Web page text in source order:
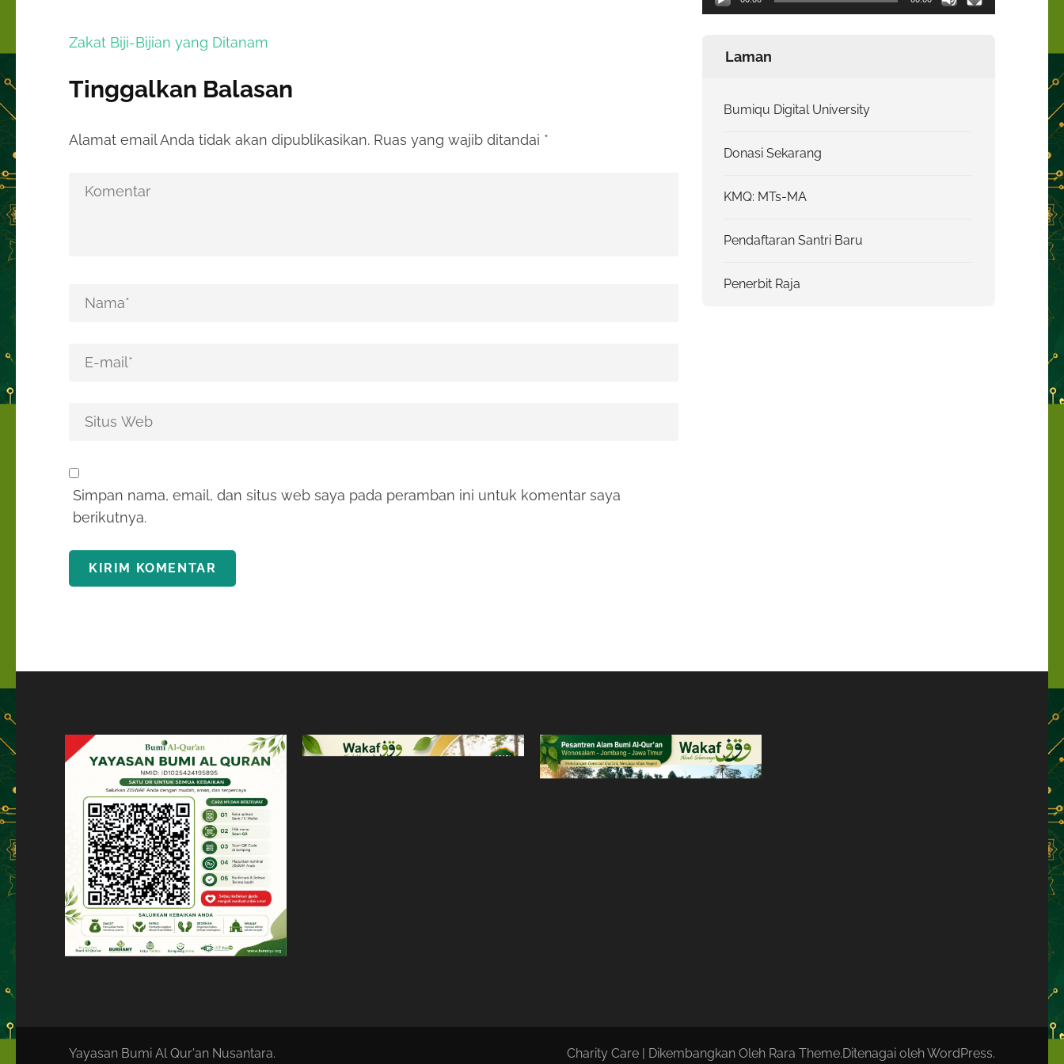
Navigasi
Zakat Biji-Bijian yang Ditanam
Tinggalkan Balasan
Alamat email Anda tidak akan dipublikasikan. Ruas yang wajib ditandai *
Simpan nama, email, dan situs web saya pada peramban ini untuk komentar saya
berikutnya.
Laman
Bumiqu Digital University
Donasi Sekarang
KMQ: MTs-MA
Pendaftaran Santri Baru
Penerbit Raja
Yayasan Bumi Al Qur'an Nusantara. Charity Care | Dikembangkan Oleh Rara Theme.Ditenagai olehWordPress.